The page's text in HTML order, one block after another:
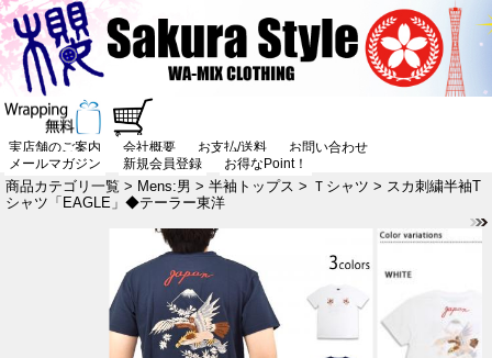
実店舗のご案内 会社概要 お支払/送料
お問い合わせ
メールマガジン
新規会員登録 お得なPoint！
商品カテゴリ一覧 > Mens:男 > 半袖トップス > Ｔシャツ > スカ刺繍半袖T
シャツ「EAGLE」◆テーラー東洋